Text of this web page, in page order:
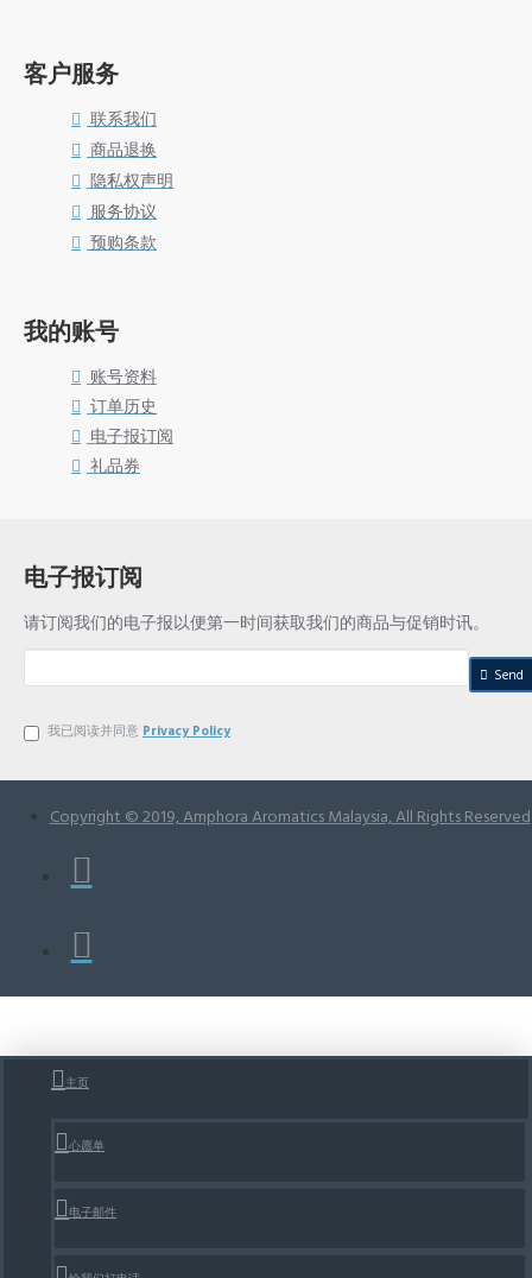
客户服务
联系我们
商品退换
隐私权声明
服务协议
预购条款
我的账号
账号资料
订单历史
电子报订阅
礼品券
电子报订阅
请订阅我们的电子报以便第一时间获取我们的商品与促销时讯。
Send
我已阅读并同意 Privacy Policy
Copyright © 2019, Amphora Aromatics Malaysia, All Rights Reserved
主页
心愿单
电子邮件